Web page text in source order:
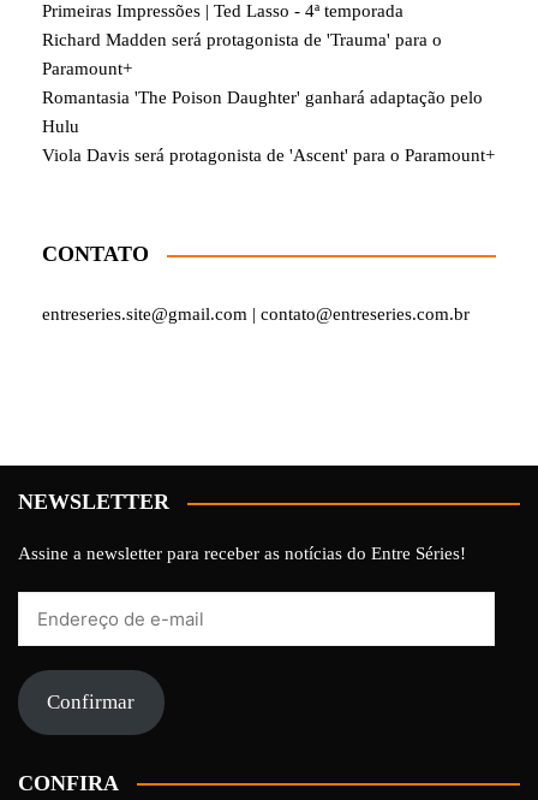
Primeiras Impressões | Ted Lasso - 4ª temporada
Richard Madden será protagonista de 'Trauma' para o
Paramount+
Romantasia 'The Poison Daughter' ganhará adaptação pelo
Hulu
Viola Davis será protagonista de 'Ascent' para o Paramount+
CONTATO
entreseries.site@gmail.com | contato@entreseries.com.br
NEWSLETTER
Assine a newsletter para receber as notícias do Entre Séries!
mail Confirmar
CONFIRA